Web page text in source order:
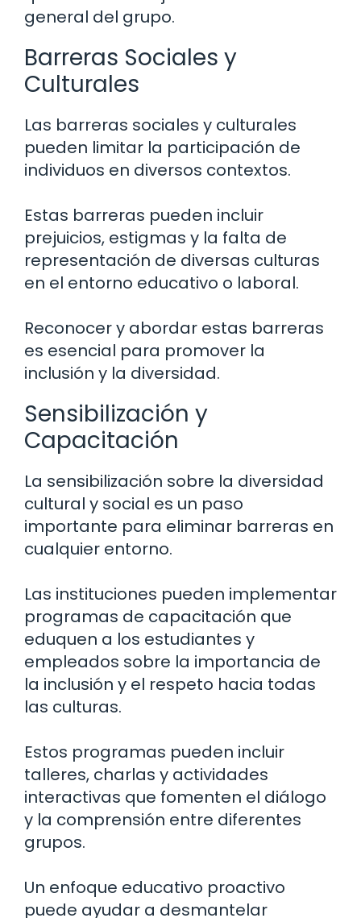
general del grupo.
Barreras Sociales y
Culturales
Las barreras sociales y culturales
pueden limitar la participación de
individuos en diversos contextos.
Estas barreras pueden incluir
prejuicios, estigmas y la falta de
representación de diversas culturas
en el entorno educativo o laboral.
Reconocer y abordar estas barreras
es esencial para promover la
inclusión y la diversidad.
Sensibilización y
Capacitación
La sensibilización sobre la diversidad
cultural y social es un paso
importante para eliminar barreras en
cualquier entorno.
Las instituciones pueden implementar
programas de capacitación que
eduquen a los estudiantes y
empleados sobre la importancia de
la inclusión y el respeto hacia todas
las culturas.
Estos programas pueden incluir
talleres, charlas y actividades
interactivas que fomenten el diálogo
y la comprensión entre diferentes
grupos.
Un enfoque educativo proactivo
puede ayudar a desmantelar